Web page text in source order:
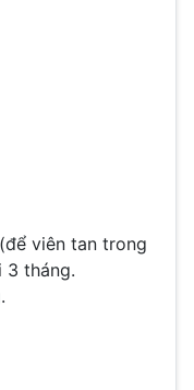
viên tan trong
3 tháng.